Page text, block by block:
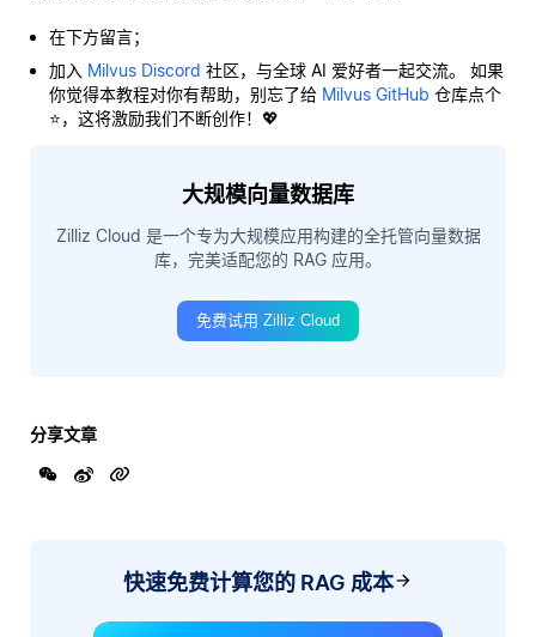
在下方留言；
加入 Milvus Discord 社区，与全球 AI 爱好者一起交流。 如果
你觉得本教程对你有帮助，别忘了给 Milvus GitHub 仓库点个
⭐，这将激励我们不断创作！💖
大规模向量数据库
Zilliz Cloud 是一个专为大规模应用构建的全托管向量数据
库，完美适配您的 RAG 应用。
免费试用 Zilliz Cloud
分享文章
快速免费计算您的 RAG 成本